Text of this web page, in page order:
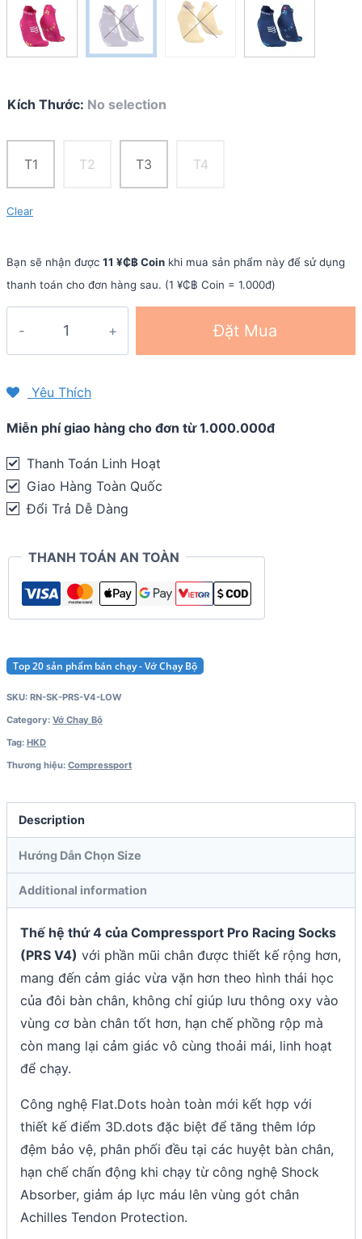
Kích Thước: No selection
T1 T2 T3 T4
Clear
Bạn sẽ nhận được 11 ¥₵฿ Coin khi mua sản phẩm này để sử dụng
thanh toán cho đơn hàng sau. (1 ¥₵฿ Coin = 1.000đ)
Compressport
Racing
Socks
V4.0
-
quantity
Đặt Mua
Yêu Thích
Miễn phí giao hàng cho đơn từ 1.000.000đ
Thanh Toán Linh Hoạt
Giao Hàng Toàn Quốc
Đổi Trả Dễ Dàng
THANH TOÁN AN TOÀN
Top 20 sản phẩm bán chạy - Vớ Chạy Bộ
SKU: RN-SK-PRS-V4-LOW
Category: Vớ Chạy Bộ
Tag: HKD
Thương hiệu: Compressport
Description
Hướng Dẫn Chọn Size
Additional information
Thế hệ thứ 4 của Compressport Pro Racing Socks
(PRS V4) với phần mũi chân được thiết kế rộng hơn,
mang đến cảm giác vừa vặn hơn theo hình thái học
của đôi bàn chân, không chỉ giúp lưu thông oxy vào
vùng cơ bàn chân tốt hơn, hạn chế phồng rộp mà
còn mang lại cảm giác vô cùng thoải mái, linh hoạt
để chạy.
Công nghệ Flat.Dots hoàn toàn mới kết hợp với
thiết kế điểm 3D.dots đặc biệt để tăng thêm lớp
đệm bảo vệ, phân phối đều tại các huyệt bàn chân,
hạn chế chấn động khi chạy từ công nghệ Shock
Absorber, giảm áp lực máu lên vùng gót chân
Achilles Tendon Protection.